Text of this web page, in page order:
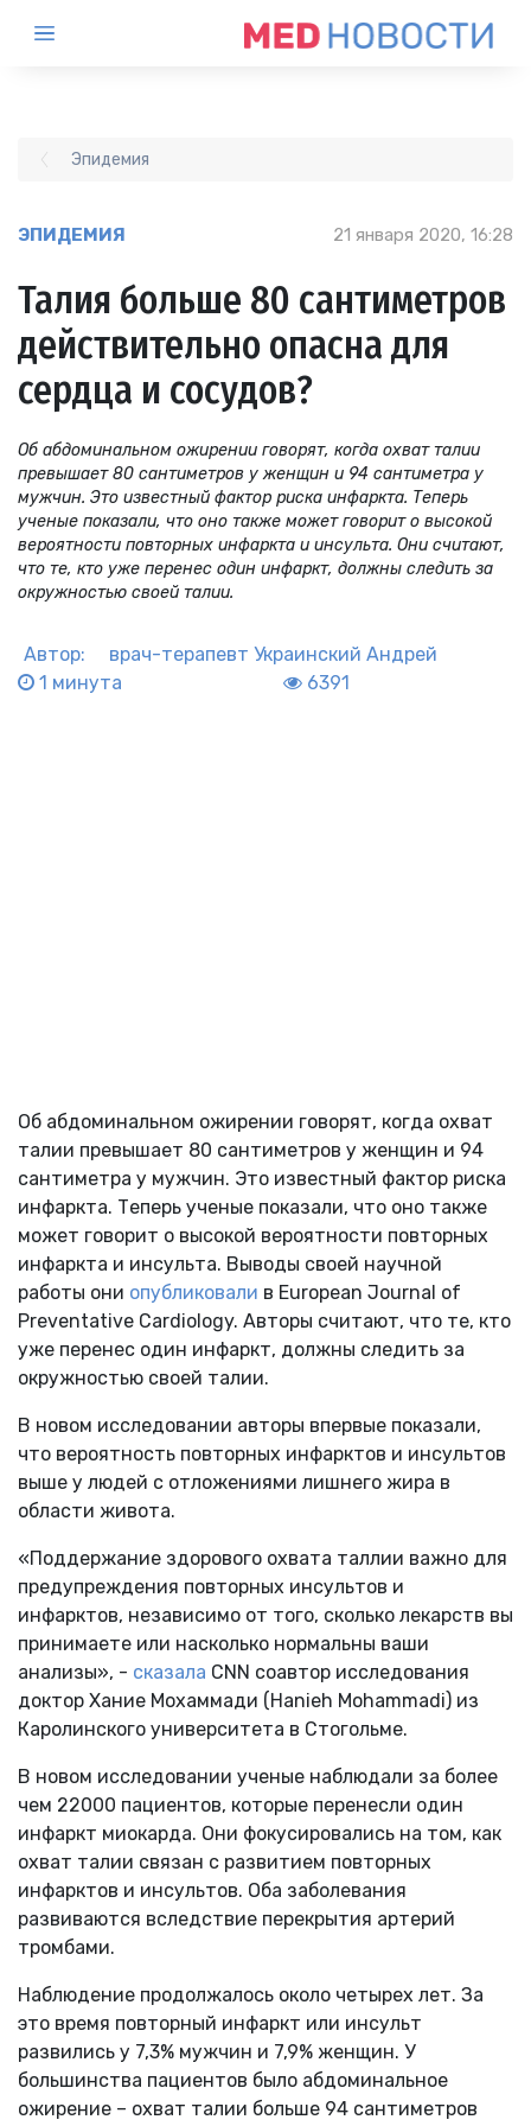
Эпидемия
ЭПИДЕМИЯ 21 января 2020, 16:28
Талия больше 80 сантиметров
действительно опасна для
сердца и сосудов?
Об абдоминальном ожирении говорят, когда охват талии
превышает 80 сантиметров у женщин и 94 сантиметра у
мужчин. Это известный фактор риска инфаркта. Теперь
ученые показали, что оно также может говорит о высокой
вероятности повторных инфаркта и инсульта. Они считают,
что те, кто уже перенес один инфаркт, должны следить за
окружностью своей талии.
Автор: врач-терапевт Украинский Андрей
1 минута
6391
Об абдоминальном ожирении говорят, когда охват
талии превышает 80 сантиметров у женщин и 94
сантиметра у мужчин. Это известный фактор риска
инфаркта. Теперь ученые показали, что оно также
может говорит о высокой вероятности повторных
инфаркта и инсульта. Выводы своей научной
работы они опубликовали в European Journal of
Preventative Cardiology. Авторы считают, что те, кто
уже перенес один инфаркт, должны следить за
окружностью своей талии.
В новом исследовании авторы впервые показали,
что вероятность повторных инфарктов и инсультов
выше у людей с отложениями лишнего жира в
области живота.
«Поддержание здорового охвата таллии важно для
предупреждения повторных инсультов и
инфарктов, независимо от того, сколько лекарств вы
принимаете или насколько нормальны ваши
анализы», - сказала CNN соавтор исследования
доктор Хание Мохаммади (Hanieh Mohammadi) из
Каролинского университета в Стогольме.
В новом исследовании ученые наблюдали за более
чем 22000 пациентов, которые перенесли один
инфаркт миокарда. Они фокусировались на том, как
охват талии связан с развитием повторных
инфарктов и инсультов. Оба заболевания
развиваются вследствие перекрытия артерий
тромбами.
Наблюдение продолжалось около четырех лет. За
это время повторный инфаркт или инсульт
развились у 7,3% мужчин и 7,9% женщин. У
большинства пациентов было абдоминальное
ожирение – охват талии больше 94 сантиметров